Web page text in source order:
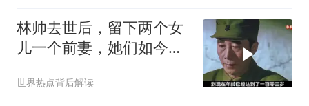
林帅去世后，留下两个女
儿一个前妻，她们如今过
世界热点背后解读